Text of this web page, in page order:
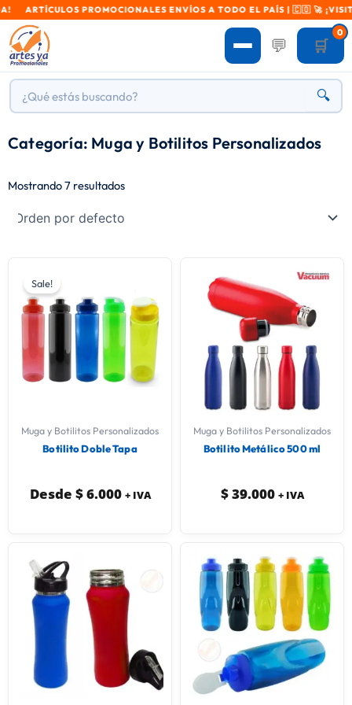
PROMOCIONALES ENVÍOS A TODO EL PAÍS | 🇨🇴 🚀
💬 🛒
0
🔍
Categoría: Muga y Botilitos Personalizados
Mostrando 7 resultados
Sale!
Muga y Botilitos Personalizados
Botilito Doble Tapa
Desde $6.000 + IVA
Muga y Botilitos Personalizados
Botilito Metálico 500 ml
$39.000 + IVA